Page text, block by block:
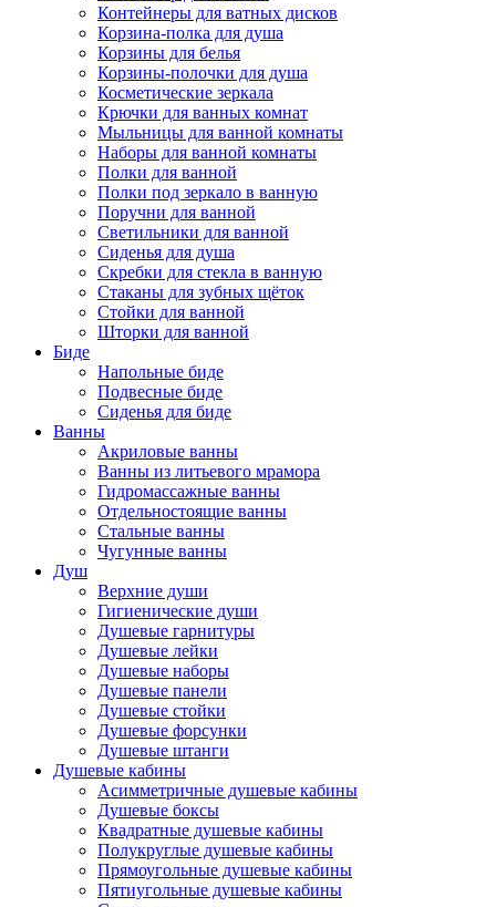
Контейнеры для ватных дисков
Корзина-полка для душа
Корзины для белья
Корзины-полочки для душа
Косметические зеркала
Крючки для ванных комнат
Мыльницы для ванной комнаты
Наборы для ванной комнаты
Полки для ванной
Полки под зеркало в ванную
Поручни для ванной
Светильники для ванной
Сиденья для душа
Скребки для стекла в ванную
Стаканы для зубных щёток
Стойки для ванной
Шторки для ванной
Биде
Напольные биде
Подвесные биде
Сиденья для биде
Ванны
Акриловые ванны
Ванны из литьевого мрамора
Гидромассажные ванны
Отдельностоящие ванны
Стальные ванны
Чугунные ванны
Душ
Верхние души
Гигиенические души
Душевые гарнитуры
Душевые лейки
Душевые наборы
Душевые панели
Душевые стойки
Душевые форсунки
Душевые штанги
Душевые кабины
Асимметричные душевые кабины
Душевые боксы
Квадратные душевые кабины
Полукруглые душевые кабины
Прямоугольные душевые кабины
Пятиугольные душевые кабины